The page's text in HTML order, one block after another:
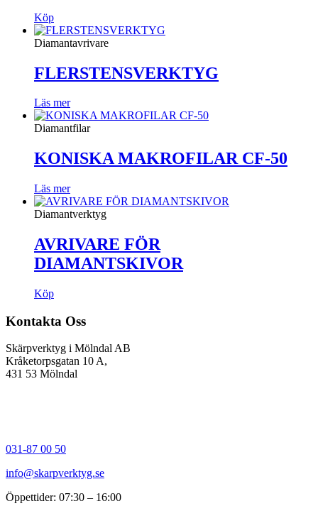
Köp
Diamantavrivare
FLERSTENSVERKTYG
Läs mer
Diamantfilar
KONISKA MAKROFILAR CF-50
Läs mer
Diamantverktyg
AVRIVARE FÖR
DIAMANTSKIVOR
Köp
Kontakta Oss
Skärpverktyg i Mölndal AB
Kråketorpsgatan 10 A,
431 53 Mölndal
031-87 00 50
info@skarpverktyg.se
Öppettider: 07:30 – 16:00